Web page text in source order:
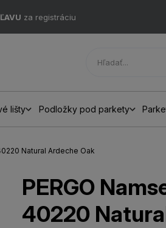
za registráciu
lišty Podložky pod parkety
Natural Ardeche Oak
PERGO
40220